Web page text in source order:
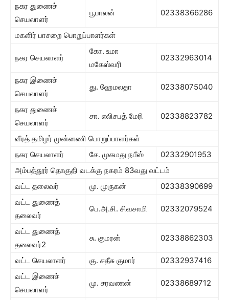
நகர துணைச்
செயலாளர்
பூபாலன் 02338366286
மகளிர் பாசறை பொறுப்பாளர்கள்
நகர செயலாளர்
கோ. உமா
மகேஸ்வரி
02332963014
நகர இணைச்
செயலாளர்
து. ஹேமலதா 02338075040
நகர துணைச்
செயலாளர்
சா. எலிசபத் மேரி 02338823782
வீரத் தமிழர் முன்னணி பொறுப்பாளர்கள்
நகர செயலாளர்
சே. முகமது நபீஸ்
02332901953
அம்பத்தூர் தொகுதி வடக்கு நகரம் 83வது வட்டம்
வட்ட தலைவர்
மு. முருகன்
02338390699
வட்ட துணைத்
தலைவர்
பெ.அ.சி. சிவசாமி 02332079524
வட்ட துணைத்
தலைவர்2
சு. குமரன் 02338862303
வட்ட செயலாளர் கு. சதீசு குமார்
02332937416
வட்ட இணைச்
செயலாளர்
மு. சரவணன் 02338689712